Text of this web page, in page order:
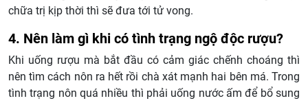
chữa trị kịp thời thì sẽ đưa tới tử vong.
4. Nên làm gì khi có tình trạng ngộ độc rượu?
Khi uống rượu mà bắt đầu có cảm giác chếnh choáng thì
nên tìm cách nôn ra hết rồi chà xát mạnh hai bên má. Trong
tình trạng nôn quá nhiều thì phải uống nước ấm để bổ sung